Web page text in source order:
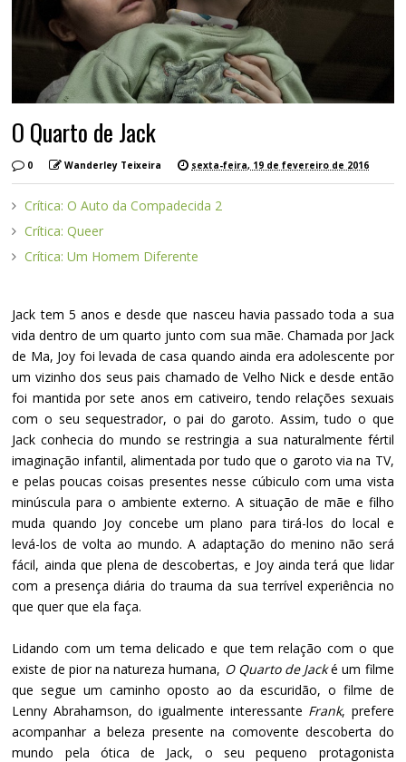
O Quarto de Jack
0 Wanderley Teixeira sexta-feira, 19 de fevereiro de 2016
Crítica: O Auto da Compadecida 2
Crítica: Queer
Crítica: Um Homem Diferente
Jack tem 5 anos e desde que nasceu havia passado toda a sua
vida dentro de um quarto junto com sua mãe. Chamada por Jack
de Ma, Joy foi levada de casa quando ainda era adolescente por
um vizinho dos seus pais chamado de Velho Nick e desde então
foi mantida por sete anos em cativeiro, tendo relações sexuais
com o seu sequestrador, o pai do garoto. Assim, tudo o que
Jack conhecia do mundo se restringia a sua naturalmente fértil
imaginação infantil, alimentada por tudo que o garoto via na TV,
e pelas poucas coisas presentes nesse cúbiculo com uma vista
minúscula para o ambiente externo. A situação de mãe e filho
muda quando Joy concebe um plano para tirá-los do local e
levá-los de volta ao mundo. A adaptação do menino não será
fácil, ainda que plena de descobertas, e Joy ainda terá que lidar
com a presença diária do trauma da sua terrível experiência no
que quer que ela faça.
Lidando com um tema delicado e que tem relação com o que
existe de pior na natureza humana, O Quarto de Jacké um filme
que segue um caminho oposto ao da escuridão, o filme de
Lenny Abrahamson, do igualmente interessante Frank, prefere
acompanhar a beleza presente na comovente descoberta do
mundo pela ótica de Jack, o seu pequeno protagonista